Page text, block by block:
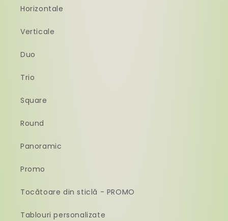
Horizontale
Verticale
Duo
Trio
Square
Round
Panoramic
Promo
Tocătoare din sticlă - PROMO
Tablouri personalizate